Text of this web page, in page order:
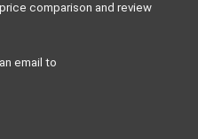
comparison and review
email to